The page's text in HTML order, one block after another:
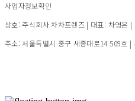
사업자정보확인
상호: 주식회사 차차프렌즈 | 대표: 차영
주소: 서울특별시 중구 세종대로14 509호 |